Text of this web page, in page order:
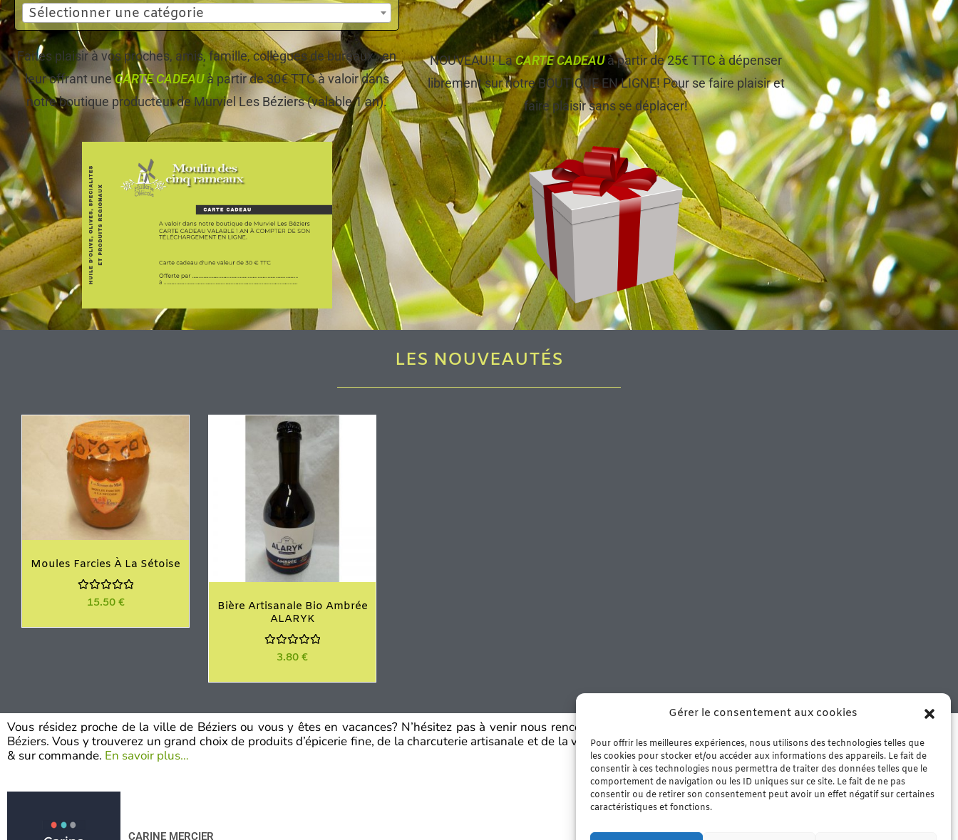
Gérer le consentement aux cookies
Pour offrir les meilleures expériences, nous utilisons des technologies telles que
les cookies pour stocker et/ou accéder aux informations des appareils. Le fait de
consentir à ces technologies nous permettra de traiter des données telles que le
comportement de navigation ou les ID uniques sur ce site. Le fait de ne pas
consentir ou de retirer son consentement peut avoir un effet négatif sur certaines
caractéristiques et fonctions.
Sélectionner une catégorie
Faites plaisir à vos proches, amis, famille, collègues de bureaux…en
leur offrant uneCARTE CADEAU à partir de 30€ TTC à valoir dans
notre boutique producteur de Murviel Les Béziers (valable 1 an).
NOUVEAU!! LaCARTE CADEAU à partir de 25€ TTC à dépenser
librement sur notre BOUTIQUE EN LIGNE! Pour se faire plaisir et
faire plaisir sans se déplacer!
LES NOUVEAUTÉS
Moules Farcies À La Sétoise
e
15.50 €
Bière Artisanale Bio Ambrée
ALARYK
e
u
r
5
3.80€
Vous résidez proche de la ville de Béziers ou vous y êtes en vacances? N’hésitez pas à venir nous rencontrer dans notre boutique de Murviel les
Béziers. Vous y trouverez un grand choix de produits d’épicerie fine, de la charcuterie artisanale et de la viande fraîche – Arrivage le mercredi matin
& sur commande. En savoir plus…
CARINE MERCIER